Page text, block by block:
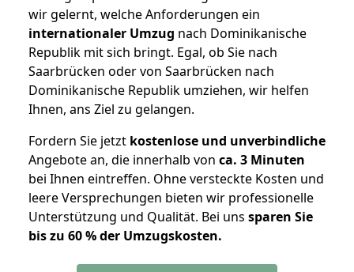
wir gelernt, welche Anforderungen ein
internationaler Umzug nach Dominikanische
Republik mit sich bringt. Egal, ob Sie nach
Saarbrücken oder von Saarbrücken nach
Dominikanische Republik umziehen, wir helfen
Ihnen, ans Ziel zu gelangen.
Fordern Sie jetzt kostenlose und unverbindliche
Angebote an, die innerhalb von ca. 3 Minuten
bei Ihnen eintreffen. Ohne versteckte Kosten und
leere Versprechungen bieten wir professionelle
Unterstützung und Qualität. Bei uns sparen Sie
bis zu 60 % der Umzugskosten.